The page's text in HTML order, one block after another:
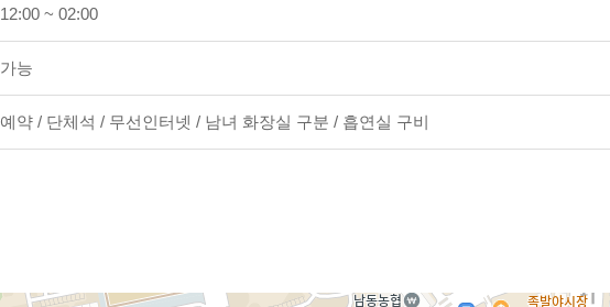
12:00 ~ 02:00
가능
예약 / 단체석 / 무선인터넷 / 남녀 화장실 구분 / 흡연실 구비